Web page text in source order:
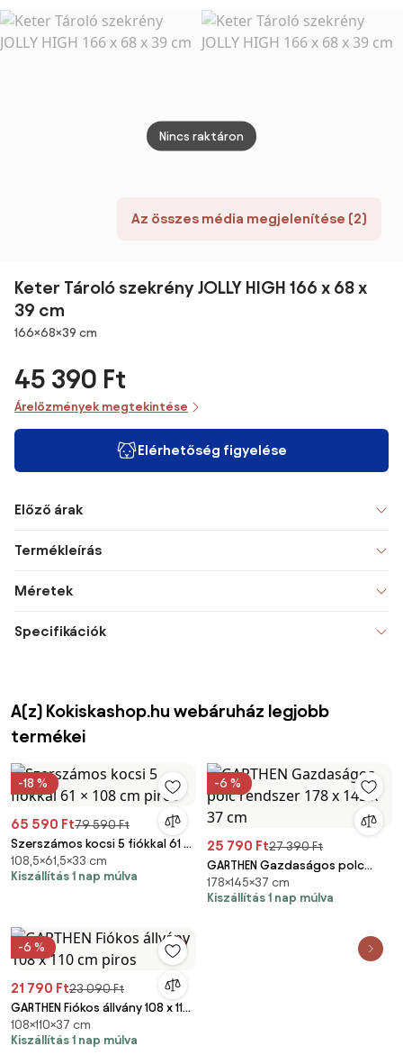
- Kulcsos Záras
50L x 15.5W x
Az összes média megjelenítése (2)
Nincs raktáron
Keter Tároló szekrény JOLLY HIGH 166 x 68 x
39 cm
Méretek
166×68×39 cm
45 390 Ft
Árelőzmények megtekintése
Elérhetőség figyelése
Előző árak
Termékleírás
Méretek
Specifikációk
A(z) Kokiskashop.hu webáruház legjobb
termékei
-18 %
65 590 Ft79 590 Ft
Szerszámos kocsi 5 fiókkal 61 ×
108 cm piros
108,5×61,5×33 cm
Kiszállítás 1 nap múlva
-6 %
25 790 Ft27 390 Ft
GARTHEN Gazdaságos polc
rendszer 178 x 145 x 37 cm
178×145×37 cm
Kiszállítás 1 nap múlva
-6 %
21 790 Ft23 090 Ft
GARTHEN Fiókos állvány 108 x 110
cm piros
108×110×37 cm
Kiszállítás 1 nap múlva